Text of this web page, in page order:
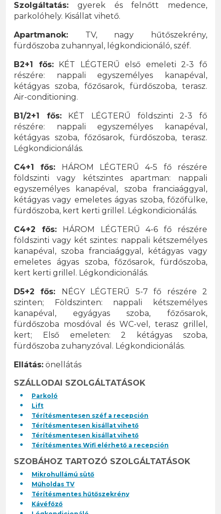
Szolgáltatás: gyerek és felnőtt medence,
parkolóhely. Kisállat vihető.
Apartmanok: TV, nagy hűtőszekrény,
fürdőszoba zuhannyal, légkondicionáló, széf.
B2+1 fős:
KÉT LÉGTERŰ első emeleti 2-3 fő
részére: nappali egyszemélyes kanapéval,
kétágyas szoba, főzősarok, fürdőszoba, terasz.
Air-conditioning.
B1/2+1 fős:
KÉT LÉGTERŰ földszinti 2-3 fő
részére: nappali egyszemélyes kanapéval,
kétágyas szoba, főzősarok, fürdőszoba, terasz.
Légkondicionálás.
C4+1 fős:
HÁROM LÉGTERŰ 4-5 fő részére
földszinti vagy kétszintes apartman: nappali
egyszemélyes kanapéval, szoba franciaággyal,
kétágyas vagy emeletes ágyas szoba, főzőfülke,
fürdőszoba, kert kerti grillel. Légkondicionálás.
C4+2 fős:
HÁROM LÉGTERŰ 4-6 fő részére
földszinti vagy két szintes: nappali kétszemélyes
kanapéval, szoba franciaággyal, kétágyas vagy
emeletes ágyas szoba, főzősarok, fürdőszoba,
kert kerti grillel. Légkondicionálás.
D5+2 fős: NÉGY LÉGTERŰ 5-7 fő részére 2
szinten; Földszinten: nappali kétszemélyes
kanapéval, egyágyas szoba, főzősarok,
fürdőszoba mosdóval és WC-vel, terasz grillel,
kert; Első emeleten: 2 kétágyas szoba,
fürdőszoba zuhanyzóval. Légkondicionálás.
Ellátás: önellátás
SZÁLLODAI SZOLGÁLTATÁSOK
Parkoló
Lift
Térítésmentesen széf a recepción
Térítésmentesen kisállat vihető
Térítésmentesen kisállat vihető
Térítésmentes Wifi elérhető a recepción
SZOBÁHOZ TARTOZÓ SZOLGÁLTATÁSOK
Mikrohullámú sütő
Műholdas TV
Térítésmentes hűtőszekrény
Kávéfőző